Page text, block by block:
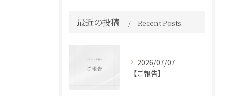
最近の投稿 Recent Posts
2026/07/07
【ご報告】